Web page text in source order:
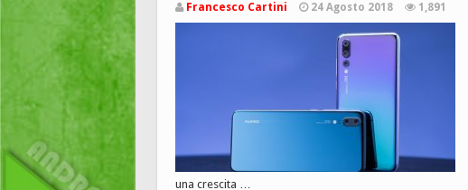
Francesco Cartini 24 Agosto 2018 1,891
una crescita …